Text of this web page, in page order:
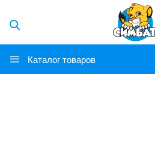
Каталог товаров